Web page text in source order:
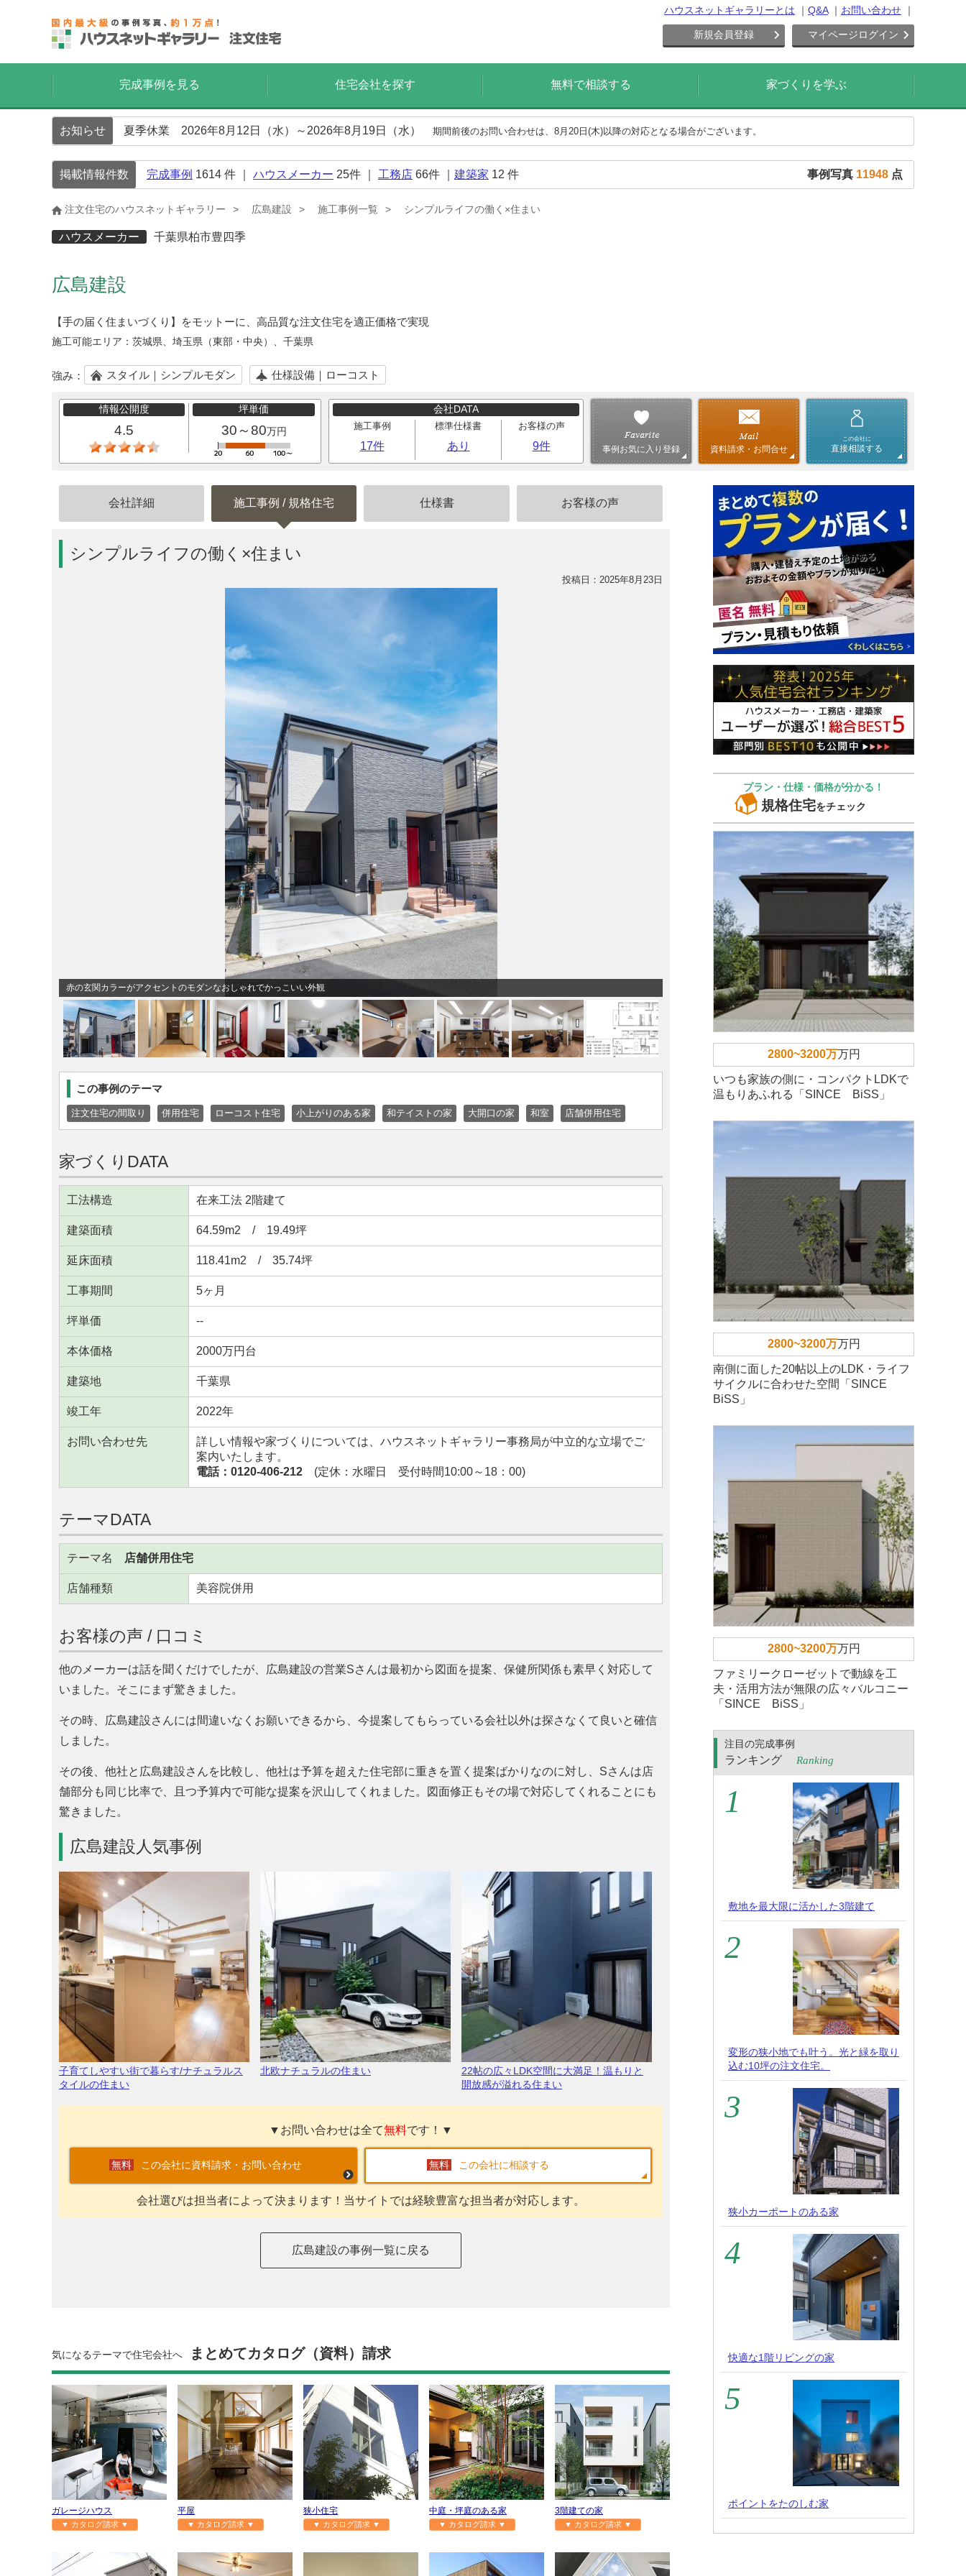
ハウスネットギャラリーとは Q&A お問い合わせ
新規会員登録 マイページログイン
完成事例を見る 住宅会社を探す 無料で相談する 家づくりを学ぶ
お知らせ 夏季休業 2026年8月12日（水）～2026年8月19日（水） 期間前後のお問い合わせは、8月20日(木)以降の対応となる場合がございます。
掲載情報件数 完成事例 1614 件 ｜ ハウスメーカー 25件 ｜ 工務店 66件 ｜ 建築家 12 件 事例写真 11948 点
注文住宅のハウスネットギャラリー 広島建設 施工事例一覧 シンプルライフの働く×住まい
ハウスメーカー 千葉県柏市豊四季
広島建設
【手の届く住まいづくり】をモットーに、高品質な注文住宅を適正価格で実現
施工可能エリア： 茨城県、埼玉県（東部・中央）、千葉県
強み： スタイル｜シンプルモダン 仕様設備｜ローコスト
情報公開度
4.5
坪単価
30～80万円
会社DATA
施工事例
17件
標準仕様書
あり
お客様の声
9件 事例お気に入り登録 資料請求・お問合せ
この会社に
直接相談する
会社詳細 施工事例 / 規格住宅 仕様書 お客様の声
シンプルライフの働く×住まい
投稿日：2025年8月23日
赤の玄関カラーがアクセントのモダンなおしゃれでかっこいい外観
この事例のテーマ
注文住宅の間取り 併用住宅 ローコスト住宅 小上がりのある家 和テイストの家 大開口の家 和室 店舗併用住宅
家づくりDATA
工法構造 在来工法 2階建て
建築面積 64.59m2 / 19.49坪
延床面積 118.41m2 / 35.74坪
工事期間 5ヶ月
坪単価 --
本体価格 2000万円台
建築地 千葉県
竣工年 2022年
お問い合わせ先
詳しい情報や家づくりについては、ハウスネットギャラリー事務局が中立的な立場でご
案内いたします。
電話：0120-406-212 (定休：水曜日 受付時間10:00～18：00)
テーマDATA
テーマ名 店舗併用住宅
店舗種類 美容院併用
お客様の声 / 口コミ
他のメーカーは話を聞くだけでしたが、広島建設の営業Sさんは最初から図面を提案、保健所関係も素早く対応して
いました。そこにまず驚きました。
その時、広島建設さんには間違いなくお願いできるから、今提案してもらっている会社以外は探さなくて良いと確信
しました。
その後、他社と広島建設さんを比較し、他社は予算を超えた住宅部に重きを置く提案ばかりなのに対し、Sさんは店
舗部分も同じ比率で、且つ予算内で可能な提案を沢山してくれました。図面修正もその場で対応してくれることにも
驚きました。
広島建設人気事例
子育てしやすい街で暮らす/ナチュラルス
タイルの住まい
北欧ナチュラルの住まい
22帖の広々LDK空間に大満足！温もりと
開放感が溢れる住まい
▼お問い合わせは全て無料です！▼
この会社に資料請求・お問い合わせ この会社に相談する
会社選びは担当者によって決まります！当サイトでは経験豊富な担当者が対応します。
広島建設の事例一覧に戻る
気になるテーマで住宅会社へ まとめてカタログ（資料）請求
ガレージハウス
▼ カタログ請求 ▼
平屋
▼ カタログ請求 ▼
狭小住宅
▼ カタログ請求 ▼
中庭・坪庭のある家
▼ カタログ請求 ▼
3階建ての家
▼ カタログ請求 ▼
プラン・仕様・価格が分かる！
規格住宅をチェック
2800~3200万万円
いつも家族の側に・コンパクトLDKで
温もりあふれる「SINCE BiSS」
2800~3200万万円
南側に面した20帖以上のLDK・ライフ
サイクルに合わせた空間「SINCE
BiSS」
2800~3200万万円
ファミリークローゼットで動線を工
夫・活用方法が無限の広々バルコニー
「SINCE BiSS」
注目の完成事例
ランキング Ranking
敷地を最大限に活かした3階建て
変形の狭小地でも叶う。光と緑を取り
込む10坪の注文住宅。
狭小カーポートのある家
快適な1階リビングの家
ポイントをたのしむ家